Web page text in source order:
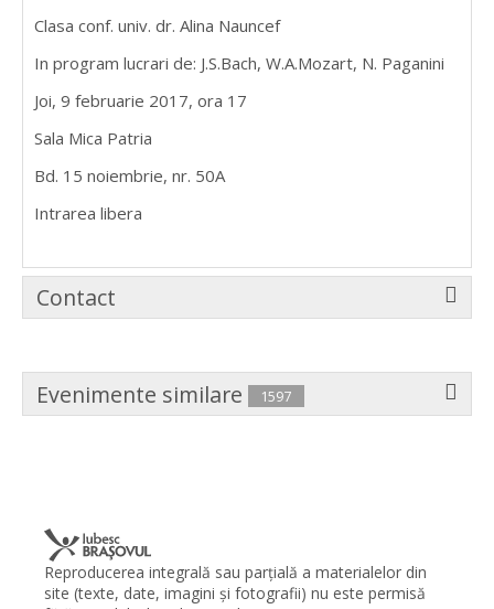
Clasa conf. univ. dr. Alina Nauncef
In program lucrari de: J.S.Bach, W.A.Mozart, N. Paganini
Joi, 9 februarie 2017, ora 17
Sala Mica Patria
Bd. 15 noiembrie, nr. 50A
Intrarea libera
Contact
Evenimente similare 1597
Reproducerea integrală sau parţială a materialelor din
site (texte, date, imagini şi fotografii) nu este permisă